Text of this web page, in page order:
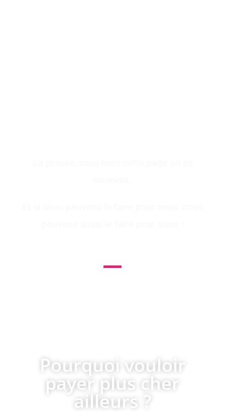
Pourquoi vouloir
payer plus cher
ailleurs ?